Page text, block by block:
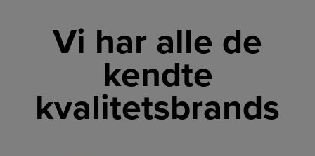
Vi har alle de
kendte
kvalitetsbrands